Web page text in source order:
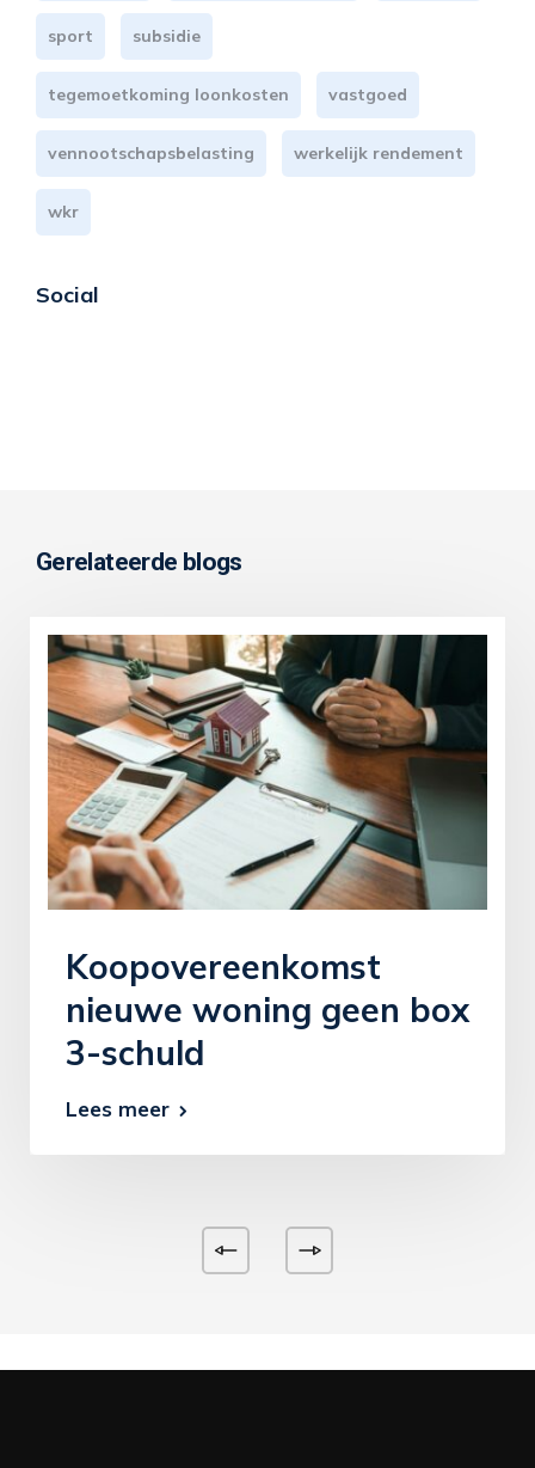
sport subsidie
tegemoetkoming loonkosten vastgoed
vennootschapsbelasting werkelijk rendement
wkr
Social
Gerelateerde blogs
Koopovereenkomst
nieuwe woning geen box
3-schuld
Lees meer